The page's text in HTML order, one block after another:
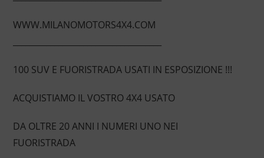
WWW.MILANOMOTORS4X4.COM
100 SUV E FUORISTRADA USATI IN ESPOSIZIONE !!!
ACQUISTIAMO IL VOSTRO 4X4 USATO
DA OLTRE 20 ANNI I NUMERI UNO NEI
FUORISTRADA